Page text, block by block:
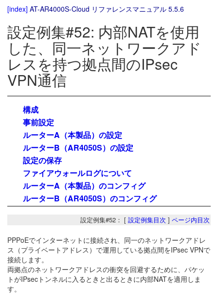
[index] AT-AR4000S-Cloud リファレンスマニュアル 5.5.6
設定例集#52: 内部NATを使用
した、同一ネットワークアド
レスを持つ拠点間のIPsec
VPN通信
構成
事前設定
ルーターA（本製品）の設定
ルーターB（AR4050S）の設定
設定の保存
ファイアウォールログについて
ルーターA（本製品）のコンフィグ
ルーターB（AR4050S）のコンフィグ
設定例集#52： [ 設定例集目次 ] ページ内目次
PPPoEでインターネットに接続され、同一のネットワークアドレ
ス（プライベートアドレス）で運用している拠点間をIPsec VPNで
接続します。
両拠点のネットワークアドレスの衝突を回避するために、パケッ
トがIPsecトンネルに入るときと出るときに内部NATを適用しま
す。